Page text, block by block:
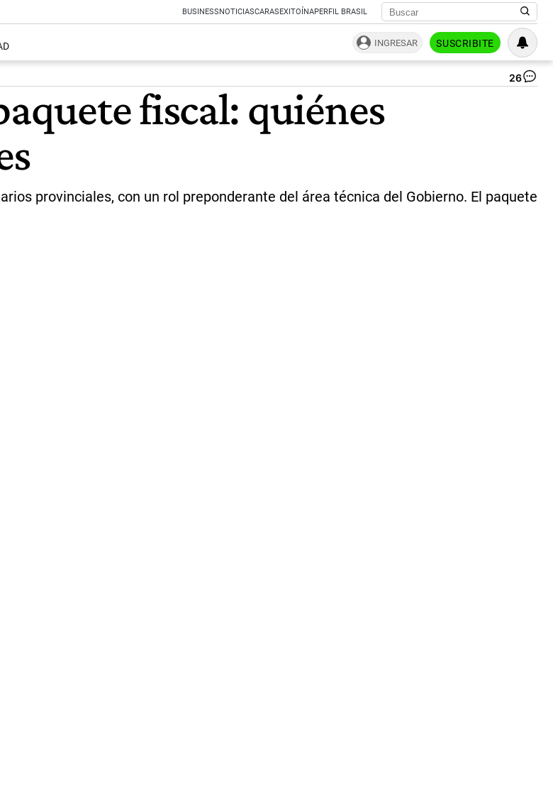
BUSINESSNOTICIASCARASEXITOÍNAPERFIL BRASIL
INGRESAR SUSCRIBITE
26
fiscal: quiénes
provinciales, con un rol preponderante del área técnica del Gobierno. El paquete